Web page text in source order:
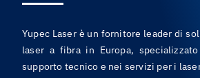
Yupec Laser è un fornitore leader di
laser a fibra in Europa,
supporto tecnico e nei servizi per i